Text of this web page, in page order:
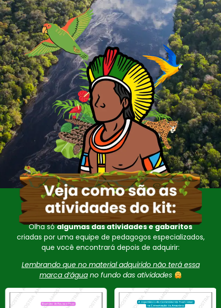
Olha sóalgumas das atividades e gabaritos
criadas por uma equipe de pedagogos especializados,
que você encontrará depois de adquirir:
Lembrando que no material adquirido não terá essa
marca d’água no fundo das atividades